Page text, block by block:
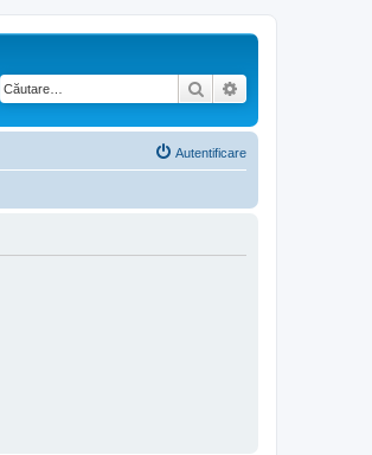
Căutare
Autentificare